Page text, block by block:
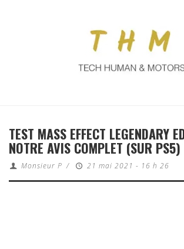
TEST MASS EFFECT LEGENDARY
NOTRE AVIS COMPLET (SUR PS5)
Monsieur P / 21 mai 2021 - 16 h 26